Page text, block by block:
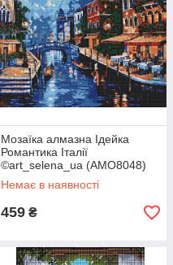
Мозаїка алмазна Ідейка
Романтика Італії
©art_selena_ua (AMO8048)
40 х 50 см (На підрамнику)
Немає в наявності
459 ₴